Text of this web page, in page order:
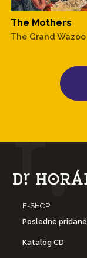
The Mothers
The Grand Wazoo
E-SHOP
Posledné pridané
Katalóg CD